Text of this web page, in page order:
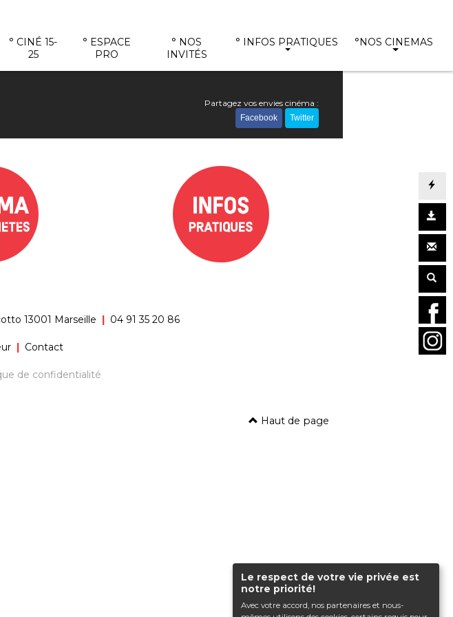
Le respect de votre vie privée est
notre priorité!
Avec votre accord, nos partenaires et nous-
° CINÉ 15-
25
° ESPACE
PRO
° NOS
INVITÉS
° INFOS PRATIQUES °NOS CINEMAS
Partagez vos envies cinéma :
Facebook Twitter
13001 Marseille | 04 91 35 20 86
| Contact
de confidentialité
Haut de page